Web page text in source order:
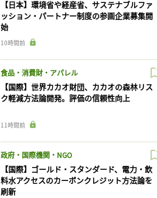
【日本】環境省や経産省、サステナブルファ
ッション・パートナー制度の参画企業募集開
始
10時間前
食品・消費財・アパレル
【国際】世界カカオ財団、カカオの森林リス
ク軽減方法論開発。評価の信頼性向上
11時間前
政府・国際機関・NGO
【国際】ゴールド・スタンダード、電力・飲
料水アクセスのカーボンクレジット方法論を
刷新